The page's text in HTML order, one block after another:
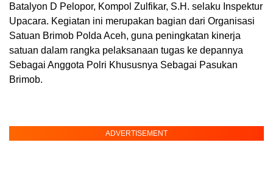
Batalyon D Pelopor, Kompol Zulfikar, S.H. selaku Inspektur
Upacara. Kegiatan ini merupakan bagian dari Organisasi
Satuan Brimob Polda Aceh, guna peningkatan kinerja
satuan dalam rangka pelaksanaan tugas ke depannya
Sebagai Anggota Polri Khususnya Sebagai Pasukan
Brimob.
ADVERTISEMENT